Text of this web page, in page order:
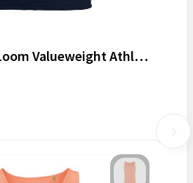
Fruit of the Loom Valueweight Athletic Vest